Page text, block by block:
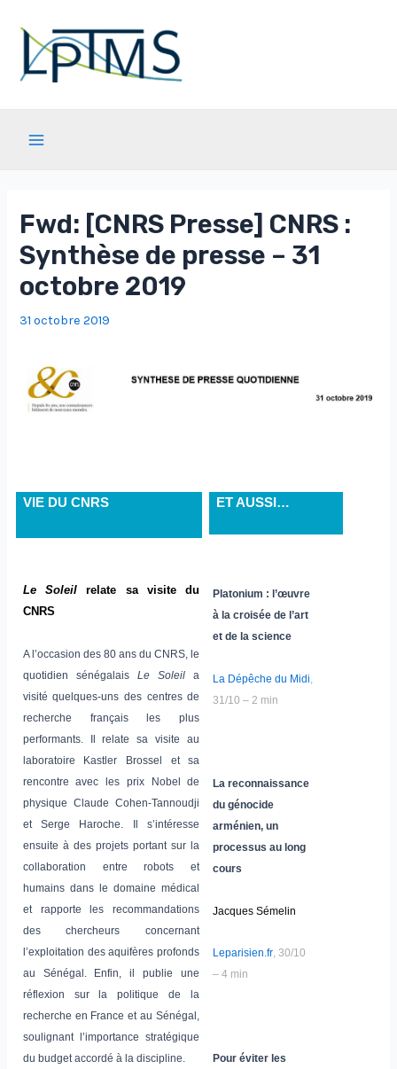
contenu
Fwd: [CNRS Presse] CNRS :
Synthèse de presse – 31
octobre 2019
31 octobre 2019
VIE DU CNRS ET AUSSI…
Le Soleilrelate sa visite du
CNRS
A l’occasion des 80 ans du CNRS, le
quotidien sénégalais Le Soleil a
visité quelques-uns des centres de
recherche français les plus
performants. Il relate sa visite au
laboratoire Kastler Brossel et sa
rencontre avec les prix Nobel de
physique Claude Cohen-Tannoudji
et Serge Haroche. Il s’intéresse
ensuite à des projets portant sur la
collaboration entre robots et
humains dans le domaine médical
et rapporte les recommandations
des chercheurs concernant
l’exploitation des aquifères profonds
au Sénégal. Enfin, il publie une
réflexion sur la politique de la
recherche en France et au Sénégal,
soulignant l’importance stratégique
du budget accordé à la discipline.
Platonium : l’œuvre
à la croisée de l’art
et de la science
La Dépêche du Midi
31/10 – 2 min
La reconnaissance
du génocide
arménien, un
processus au long
cours
Jacques Sémelin
Leparisien.fr, 30/10
– 4 min
Pour éviter les